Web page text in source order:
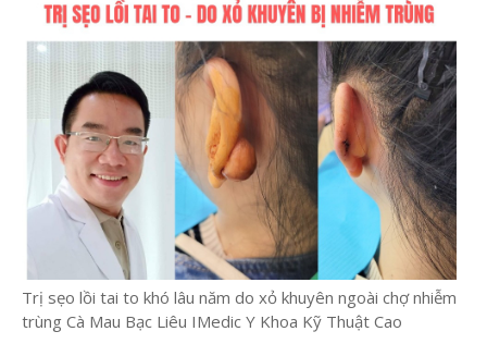
Trị sẹo lồi tai to khó lâu năm do xỏ khuyên ngoài chợ nhiễm
trùng Cà Mau Bạc Liêu IMedic Y Khoa Kỹ Thuật Cao